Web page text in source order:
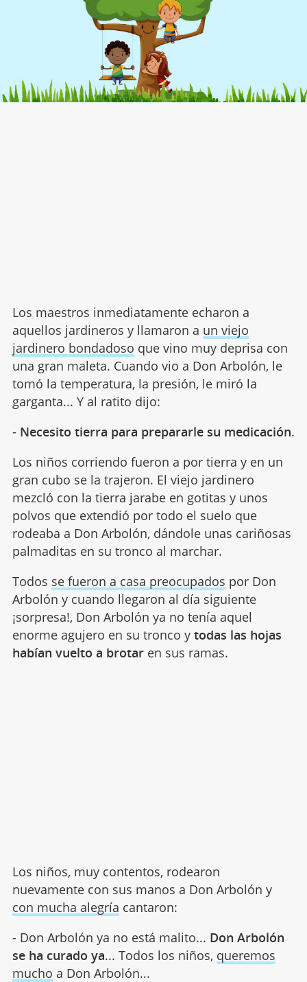
Los maestros inmediatamente echaron a
aquellos jardineros y llamaron a un viejo
jardinero bondadoso que vino muy deprisa con
una gran maleta. Cuando vio a Don Arbolón, le
tomó la temperatura, la presión, le miró la
garganta... Y al ratito dijo:
- Necesito tierra para prepararle su medicación.
Los niños corriendo fueron a por tierra y en un
gran cubo se la trajeron. El viejo jardinero
mezcló con la tierra jarabe en gotitas y unos
polvos que extendió por todo el suelo que
rodeaba a Don Arbolón, dándole unas cariñosas
palmaditas en su tronco al marchar.
Todos se fueron a casa preocupados por Don
Arbolón y cuando llegaron al día siguiente
¡sorpresa!, Don Arbolón ya no tenía aquel
enorme agujero en su tronco y todas las hojas
habían vuelto a brotaren sus ramas.
Los niños, muy contentos, rodearon
nuevamente con sus manos a Don Arbolón y
con mucha alegría cantaron:
- Don Arbolón ya no está malito... Don Arbolón
se ha curado ya... Todos los niños, queremos
mucho a Don Arbolón...